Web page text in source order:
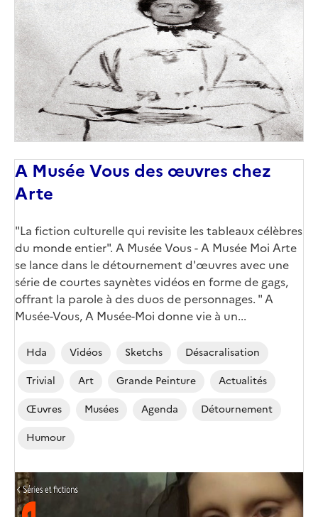
A Musée Vous des œuvres chez
Arte
"La fiction culturelle qui revisite les tableaux célèbres
du monde entier". A Musée Vous - A Musée Moi Arte
se lance dans le détournement d'œuvres avec une
série de courtes saynètes vidéos en forme de gags,
offrant la parole à des duos de personnages. " A
Musée-Vous, A Musée-Moi donne vie à un...
Hda Vidéos Sketchs
Désacralisation
Trivial
Art Grande Peinture
Actualités
Œuvres
Musées Agenda
Détournement
Humour